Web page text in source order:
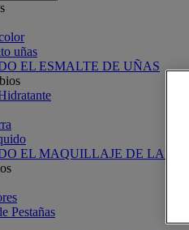
uñas
EL ESMALTE DE UÑAS
EL MAQUILLAJE DE LABIOS
Pestañas